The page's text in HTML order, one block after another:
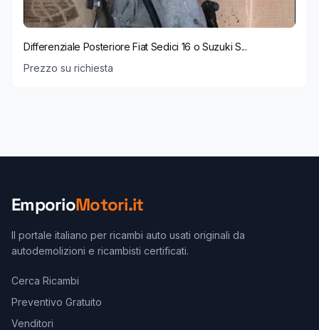
Differenziale Posteriore Fiat Sedici 16 o Suzuki S...
Prezzo su richiesta
EmporioMotori.it
Il portale italiano per ricambi auto usati originali da
autodemolizioni e ricambisti certificati.
Cerca Ricambi
Preventivo Gratuito
Venditori